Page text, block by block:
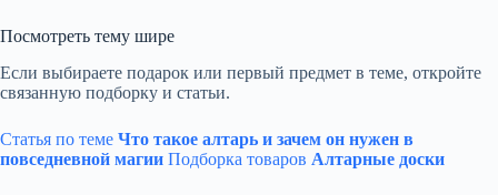
Посмотреть тему шире
Если выбираете подарок или первый предмет в теме, откройте
связанную подборку и статьи.
Статья по теме Что такое алтарь и зачем он нужен в
повседневной магии Подборка товаров Алтарные доски